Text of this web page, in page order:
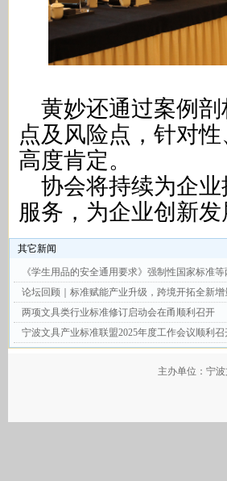
黄妙还通过案例剖
点及风险点，针对
高度肯定。
协会将持续为企业
服务，为企业创新发
其它新闻
《学生用品的安全通用要求》强制性国家标准
论坛回顾｜标准赋能产业升级，跨境开拓全新增
两项文具类行业标准修订启动会在甬顺利召开
宁波文具产业标准联盟2025年度工作会议顺利召
主办单位：宁